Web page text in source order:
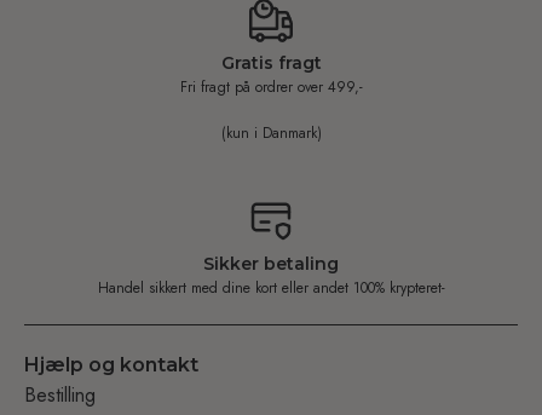
Gratis fragt
Fri fragt på ordrer over 499,-
(kun i Danmark)
Sikker betaling
Handel sikkert med dine kort eller andet 100% krypteret-
Hjælp og kontakt
Bestilling